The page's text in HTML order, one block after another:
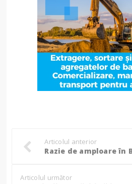
Articolul anterior
Articolul următor